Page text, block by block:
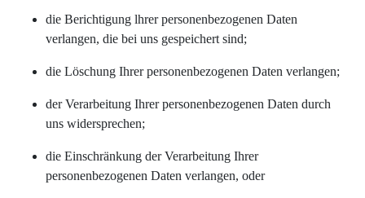
die Berichtigung lhrer personenbezogenen Daten
verlangen, die bei uns gespeichert sind;
die Löschung Ihrer personenbezogenen Daten verlangen;
der Verarbeitung Ihrer personenbezogenen Daten durch
uns widersprechen;
die Einschränkung der Verarbeitung Ihrer
personenbezogenen Daten verlangen, oder